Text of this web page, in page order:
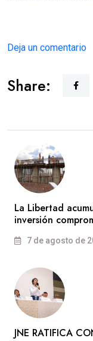
Deja un comentario
Share:
La Libertad
inversión
7 de agosto de
JNE RATIFICA